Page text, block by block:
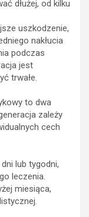
dłużej, od kilku
uszkodzenie,
nakłucia
podczas
jest
trwałe.
to dwa
zależy
cech
lub tygodni,
leczenia.
miesiąca,